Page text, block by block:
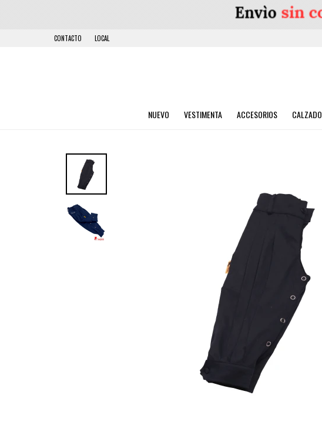
NUEVO VESTIMENTA ACCESORIOS CALZADO
CONTACTO LOCAL